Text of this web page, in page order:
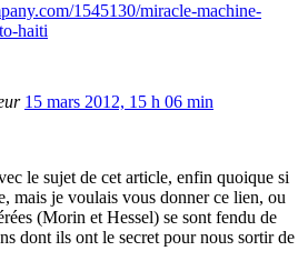
1545130/miracle-machine-
haiti
15 mars 2012, 15 h 06 min
le sujet de cet article, enfin quoique si
mais je voulais vous donner ce lien, ou
(Morin et Hessel) se sont fendu de
dont ils ont le secret pour nous sortir de